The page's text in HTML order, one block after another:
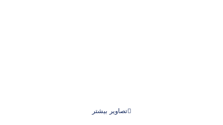
تصاویر بیشتر